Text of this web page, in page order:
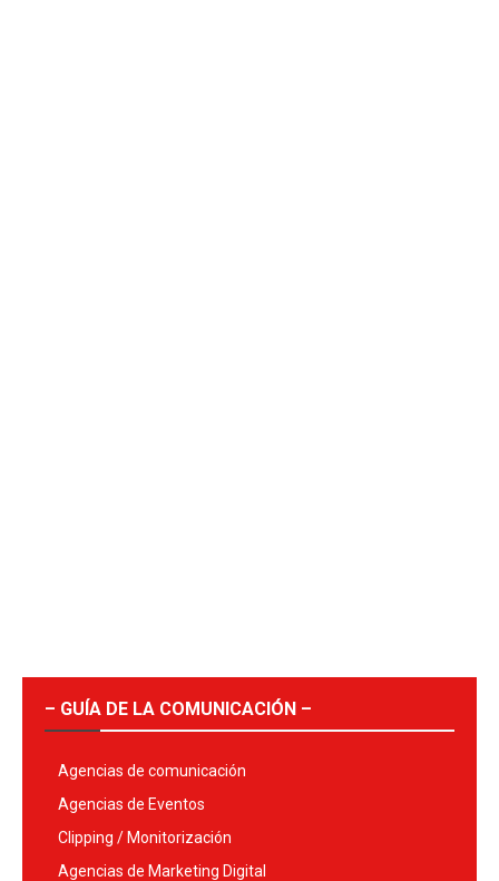
– GUÍA DE LA COMUNICACIÓN –
Agencias de comunicación
Agencias de Eventos
Clipping / Monitorización
Agencias de Marketing Digital